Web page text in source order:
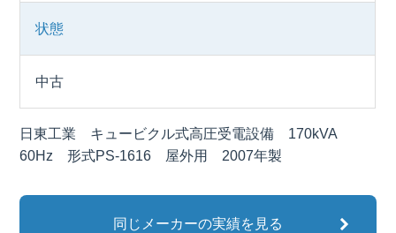
状態
中古
日東工業 キュービクル式高圧受電設備 170kVA
60Hz 形式PS-1616 屋外用 2007年製
同じメーカーの実績を見る